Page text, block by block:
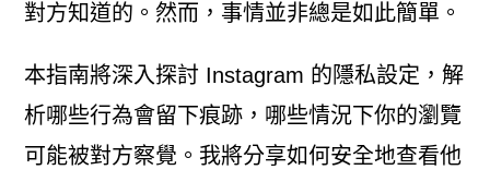
對方知道的。然而，事情並非總是如此簡單。
本指南將深入探討 Instagram 的隱私設定，解
析哪些行為會留下痕跡，哪些情況下你的瀏覽
可能被對方察覺。我將分享如何安全地查看他